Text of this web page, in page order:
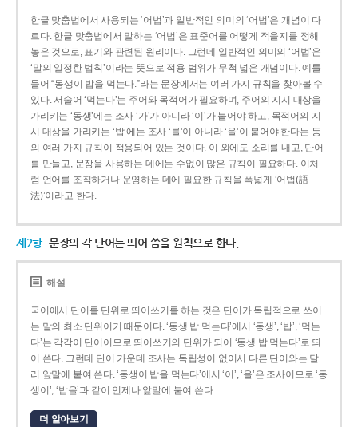
한글 맞춤법에서 사용되는 ‘어법’과 일반적인 의미의 ‘어법’은 개념이 다
르다. 한글 맞춤법에서 말하는 ‘어법’은 표준어를 어떻게 적을지를 정해
놓은 것으로, 표기와 관련된 원리이다. 그런데 일반적인 의미의 ‘어법’은
‘말의 일정한 법칙’이라는 뜻으로 적용 범위가 무척 넓은 개념이다. 예를
들어 “동생이 밥을 먹는다.”라는 문장에서는 여러 가지 규칙을 찾아볼 수
있다. 서술어 ‘먹는다’는 주어와 목적어가 필요하며, 주어의 지시 대상을
가리키는 ‘동생’에는 조사 ‘가’가 아니라 ‘이’가 붙어야 하고, 목적어의 지
시 대상을 가리키는 ‘밥’에는 조사 ‘를’이 아니라 ‘을’이 붙어야 한다는 등
의 여러 가지 규칙이 적용되어 있는 것이다. 이 외에도 소리를 내고, 단어
를 만들고, 문장을 사용하는 데에는 수없이 많은 규칙이 필요하다. 이처
럼 언어를 조직하거나 운영하는 데에 필요한 규칙을 폭넓게 ‘어법(語
法)’이라고 한다.
제2항 문장의 각 단어는 띄어 씀을 원칙으로 한다.
해설
국어에서 단어를 단위로 띄어쓰기를 하는 것은 단어가 독립적으로 쓰이
는 말의 최소 단위이기 때문이다. ‘동생 밥 먹는다’에서 ‘동생’, ‘밥’, ‘먹는
다’는 각각이 단어이므로 띄어쓰기의 단위가 되어 ‘동생 밥 먹는다’로 띄
어 쓴다. 그런데 단어 가운데 조사는 독립성이 없어서 다른 단어와는 달
리 앞말에 붙여 쓴다. ‘동생이 밥을 먹는다’에서 ‘이’, ‘을’은 조사이므로 ‘동
생이’, ‘밥을’과 같이 언제나 앞말에 붙여 쓴다.
더 알아보기